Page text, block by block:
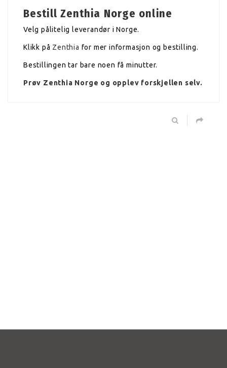
Bestill Zenthia Norge online
Velg pålitelig leverandør i Norge.
Klikk på Zenthia for mer informasjon og bestilling.
Bestillingen tar bare noen få minutter.
Prøv Zenthia Norge og opplev forskjellen selv.